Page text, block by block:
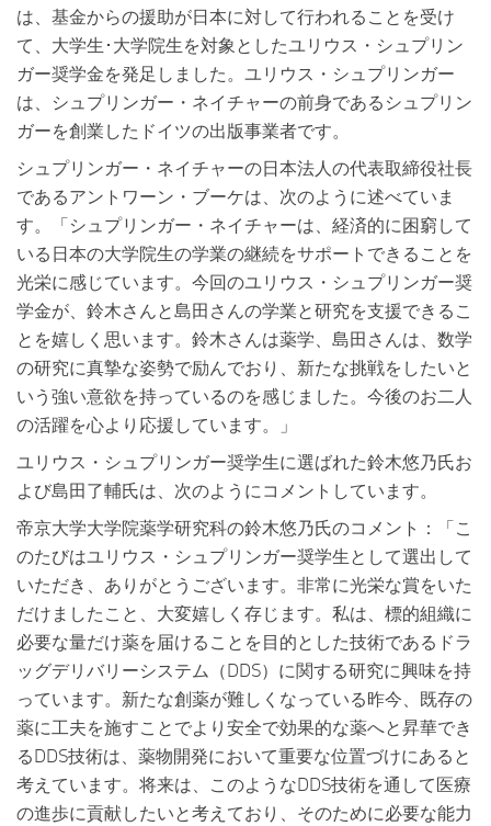
は、基金からの援助が日本に対して行われることを受け
て、大学生･大学院生を対象としたユリウス・シュプリン
ガー奨学⾦を発足しました。ユリウス・シュプリンガー
は、シュプリンガー・ネイチャーの前身であるシュプリン
ガーを創業したドイツの出版事業者です。
シュプリンガー・ネイチャーの日本法人の代表取締役社長
であるアントワーン・ブーケは、次のように述べていま
す。「シュプリンガー・ネイチャーは、経済的に困窮して
いる日本の大学院生の学業の継続をサポートできることを
光栄に感じています。今回のユリウス・シュプリンガー奨
学金が、鈴木さんと島田さんの学業と研究を支援できるこ
とを嬉しく思います。鈴木さんは薬学、島田さんは、数学
の研究に真摯な姿勢で励んでおり、新たな挑戦をしたいと
いう強い意欲を持っているのを感じました。今後のお二人
の活躍を心より応援しています。」
ユリウス・シュプリンガー奨学生に選ばれた鈴木悠乃氏お
よび島田了輔氏は、次のようにコメントしています。
帝京大学大学院薬学研究科の鈴木悠乃氏のコメント：「こ
のたびはユリウス・シュプリンガー奨学生として選出して
いただき、ありがとうございます。非常に光栄な賞をいた
だけましたこと、大変嬉しく存じます。私は、標的組織に
必要な量だけ薬を届けることを目的とした技術であるドラ
ッグデリバリーシステム（DDS）に関する研究に興味を持
っています。新たな創薬が難しくなっている昨今、既存の
薬に工夫を施すことでより安全で効果的な薬へと昇華でき
るDDS技術は、薬物開発において重要な位置づけにあると
考えています。将来は、このようなDDS技術を通して医療
の進歩に貢献したいと考えており、そのために必要な能力